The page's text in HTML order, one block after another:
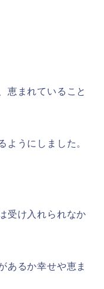
恵まれていること
ようにしました。
受け入れられなか
あるか幸せや恵ま